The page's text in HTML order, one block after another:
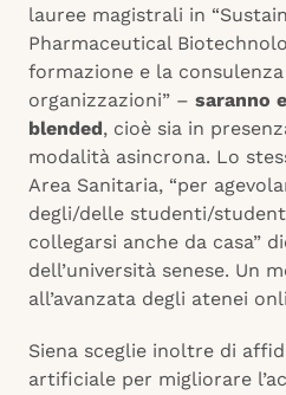
lauree magistrali in
Pharmaceutical
formazione e la
organizzazioni” – saranno
blended, cioè sia in
modalità asincrona. Lo
Area Sanitaria, “per
degli/delle studenti/
collegarsi anche da casa”
dell’università senese. Un
all’avanzata degli atenei
Siena sceglie inoltre di
artificiale per migliorare